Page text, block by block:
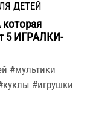
ДЕТЕЙ
5 ИГРАЛКИ-
#мультики
#игрушки